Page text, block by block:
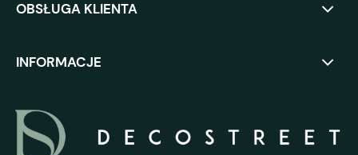
OBSŁUGA KLIENTA
INFORMACJE